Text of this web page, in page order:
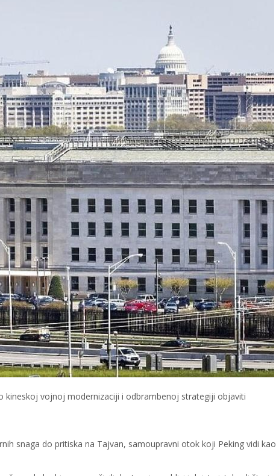
kineskoj vojnoj modernizaciji i odbrambenoj strategiji objaviti
snaga do pritiska na Tajvan, samoupravni otok koji Peking vidi kao